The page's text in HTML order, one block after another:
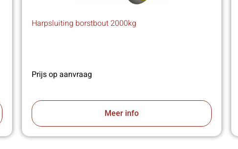
Harpsluiting borstbout 2000kg
Prijs op aanvraag
Meer info